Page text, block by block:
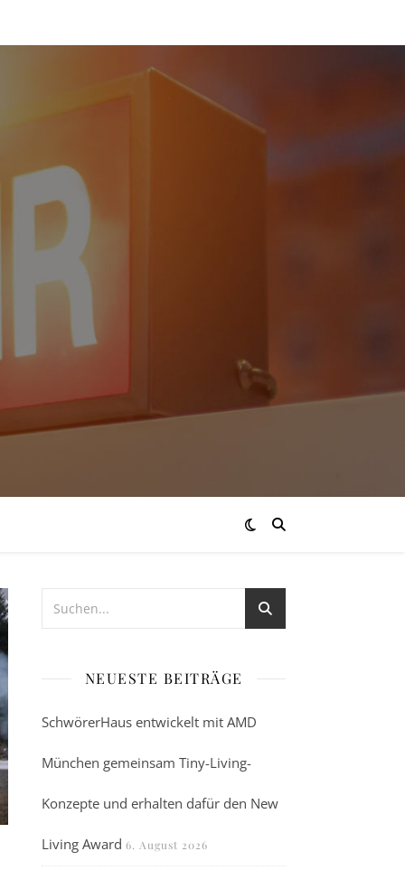
NEUESTE BEITRÄGE
SchwörerHaus entwickelt mit AMD
München gemeinsam Tiny-Living-
Konzepte und erhalten dafür den New
Living Award 6. August 2026